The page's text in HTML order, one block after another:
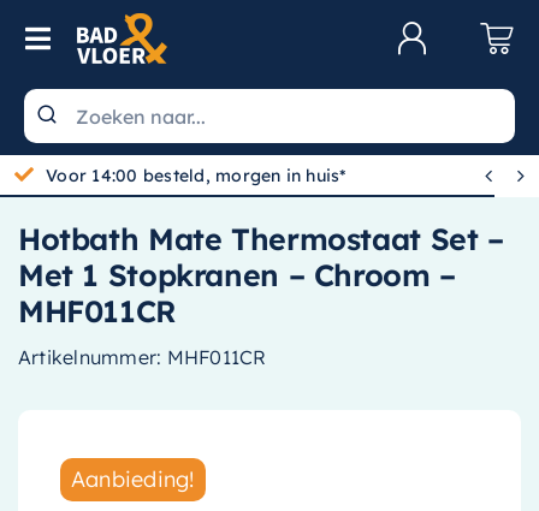
Skip to content
Toggle Navigation
Wastafels
Toiletten
Spiegels
Kranen
Douche
Radiatoren
Voor 14:00 besteld, morgen in huis*  
Hotbath Mate Thermostaat Set –
Met 1 Stopkranen – Chroom –
MHF011CR
Artikelnummer: MHF011CR
Aanbieding!